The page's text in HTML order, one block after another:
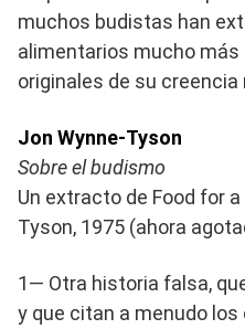
muchos budistas han
alimentarios mucho más
originales de su creencia
Jon Wynne-Tyson
Sobre el budismo
Un extracto de Food for
Tyson, 1975 (ahora
1— Otra historia falsa,
y que citan a menudo